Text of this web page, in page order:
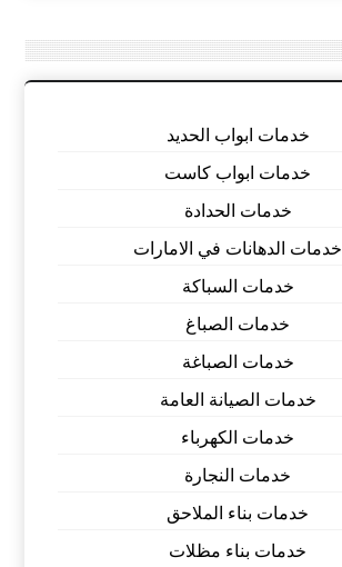
خدمات ابواب الحديد
خدمات ابواب كاست
خدمات الحدادة
خدمات الدهانات في الامارات
خدمات السباكة
خدمات الصباغ
خدمات الصباغة
خدمات الصيانة العامة
خدمات الكهرباء
خدمات النجارة
خدمات بناء الملاحق
خدمات بناء مظلات